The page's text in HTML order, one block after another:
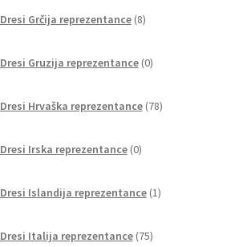
Dresi Grčija reprezentance 8izdelkov
Dresi Gruzija reprezentance 0izdelkov
Dresi Hrvaška reprezentance 78izdelkov
Dresi Irska reprezentance 0izdelkov
Dresi Islandija reprezentance 1izdelek
Dresi Italija reprezentance 75izdelkov